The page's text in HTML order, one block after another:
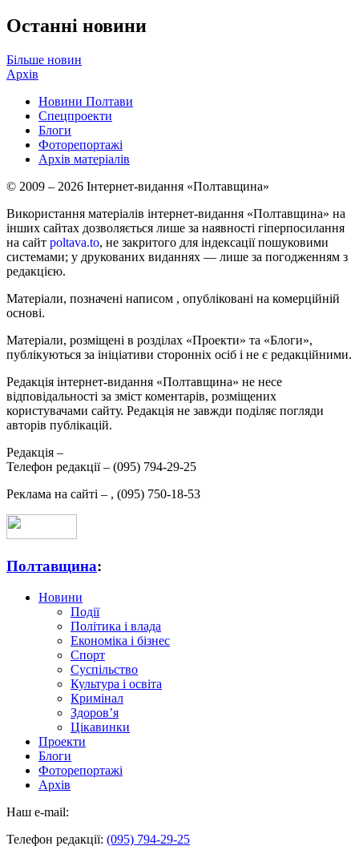
Останні новини
Більше новин
Архів
Новини Полтави
Спецпроекти
Блоги
Фоторепортажі
Архів матеріалів
© 2009 – 2026 Інтернет-видання «Полтавщина»
Використання матеріалів інтернет-видання «Полтавщина» на
інших сайтах дозволяється лише за наявності гіперпосилання
на сайт poltava.to, не закритого для індексації пошуковими
системами; у друкованих виданнях — лише за погодженням з
редакцією.
Матеріали, позначені написом , опубліковані на комерційній
основі.
Матеріали, розміщені в розділах «Проекти» та «Блоги»,
публікуються за ініціативи сторонніх осіб і не є редакційними.
Редакція інтернет-видання «Полтавщина» не несе
відповідальності за зміст коментарів, розміщених
користувачами сайту. Редакція не завжди поділяє погляди
авторів публікацій.
Редакція –
Телефон редакції – (095) 794-29-25
Реклама на сайті – , (095) 750-18-53
Полтавщина:
Новини
Події
Політика і влада
Економіка і бізнес
Спорт
Суспільство
Культура і освіта
Кримінал
Здоров’я
Цікавинки
Проекти
Блоги
Фоторепортажі
Архів
Наш e-mail:
Телефон редакції: (095) 794-29-25